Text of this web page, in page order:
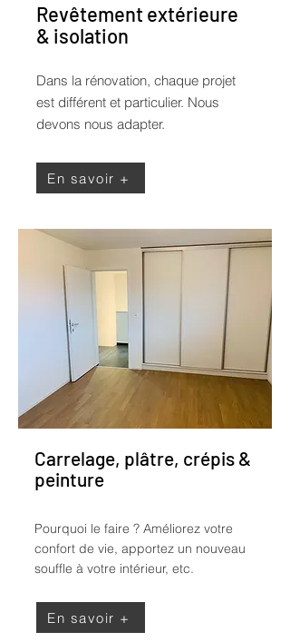
Revêtement extérieure
& isolation
Dans la rénovation, chaque projet
est différent et particulier. Nous
devons nous adapter.
En savoir +
Carrelage, plâtre, crépis &
peinture
Pourquoi le faire ? Améliorez votre
confort de vie, apportez un nouveau
souffle à votre intérieur, etc.
En savoir +